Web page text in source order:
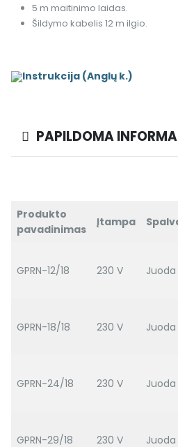
5 m maitinimo laidas.
Šildymo kabelis 12 m ilgio.
Instrukcija (Anglų k.)
PAPILDOMA
Produkto
pavadinimas
Įtampa
GPRN-12/18 230 V Juoda
GPRN-18/18 230 V Juoda
GPRN-24/18 230 V Juoda
GPRN-29/18 230 V Juoda